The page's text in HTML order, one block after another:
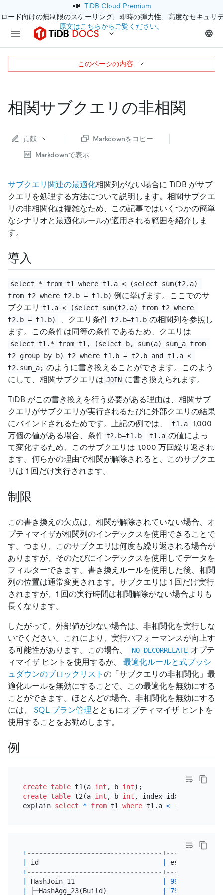
📣 TiDB Cloud Premium
ード向けの無制限のスケーリング、即時の弾力性、高度なセキュリ
原文はこちらからご覧ください。
相関サブクエリの非相関
貢献
Markdownをコピー
Markdownで表示
サブクエリ関連の最適化相関列がない場合に TiDB がサブ
クエリを処理する方法について説明します。相関サブクエ
リの非相関化は複雑なため、この記事ではいくつかの簡単
なシナリオと最適化ルールが適用される範囲を紹介しま
す。
導入
select * from t1 where t1.a < (select sum(t2.a)
from t2 where t2.b = t1.b) 例に挙げます。ここでのサ
ブクエリ t1.a < (select sum(t2.a) from t2 where
t2.b = t1.b)
、クエリ条件 t2.b=t1.b の相関列を参照し
ます。この条件は同等の条件であるため、クエリは
select t1.* from t1, (select b, sum(a) sum_a from
t2 group by b) t2 where t1.b = t2.b and t1.a <
t2.sum_a; のように書き換えることができます。このよう
にして、相関サブクエリは JOIN に書き換えられます。
TiDB がこの書き換えを行う必要がある理由は、相関サブ
クエリがサブクエリが実行されるたびに外部クエリの結果
にバインドされるためです。上記の例では、
t1.a
1,000
万個の値がある場合、条件 t2.b=t1.b t1.a の値によっ
て変化するため、このサブクエリは 1,000 万回繰り返され
ます。何らかの理由で相関が解除されると、このサブクエ
リは 1 回だけ実行されます。
制限
この書き換えの欠点は、相関が解除されていない場合、オ
プティマイザが相関列のインデックスを使用できることで
す。つまり、このサブクエリは何度も繰り返される場合が
ありますが、そのたびにインデックスを使用してデータを
フィルターできます。書き換えルールを使用した後、相関
列の位置は通常変更されます。サブクエリは 1 回だけ実行
されますが、1 回の実行時間は相関解除がない場合よりも
長くなります。
したがって、外部値が少ない場合は、非相関化を実行しな
いでください。これにより、実行パフォーマンスが向上す
る可能性があります。この場合、
NO_DECORRELATE オプテ
ィマイザ ヒントを使用するか、 最適化ルールと式プッシ
ュダウンのブロックリスト の「サブクエリの非相関化」最
適化ルールを無効にすることで、この最適化を無効にする
ことができます。ほとんどの場合、非相関化を無効にする
には、 SQL プラン管理とともにオプティマイザ ヒントを
使用することをお勧めします。
例
create table t1(a int , b int
create table t2(a int , b int , index idx(b));
explain select * from t1 where t1.a < (
+----------------------------------+----------
id estRows
+----------------------------------+----------
HashJoin_11 9990.00
├─HashAgg_23(Build) 7992.00
このページの内容